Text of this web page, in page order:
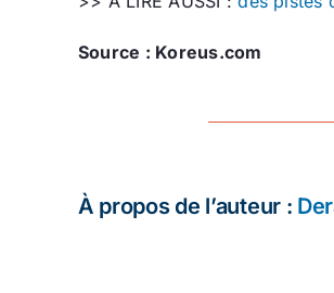
Source : Koreus.com
À propos de l’auteur :